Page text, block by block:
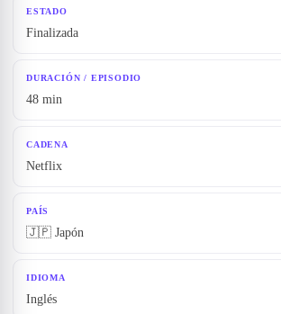
ESTADO
Finalizada
DURACIÓN / EPISODIO
48 min
CADENA
Netflix
PAÍS
🇯🇵 Japón
IDIOMA
Inglés